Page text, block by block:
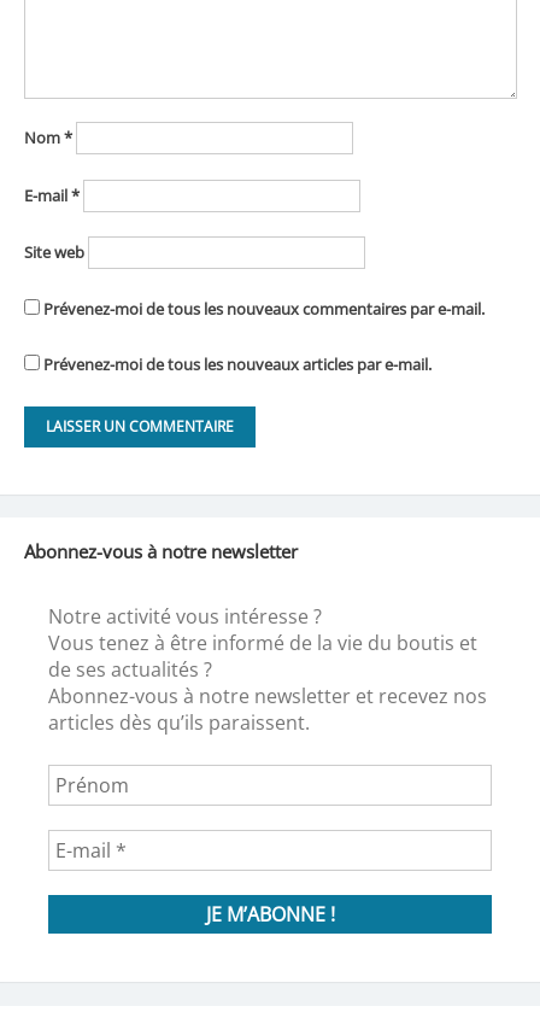
Nom*
E-mail*
Site web
Prévenez-moi de tous les nouveaux commentaires par e-mail.
Prévenez-moi de tous les nouveaux articles par e-mail.
Abonnez-vous à notre newsletter
Notre activité vous intéresse ?
Vous tenez à être informé de la vie du boutis et
de ses actualités ?
Abonnez-vous à notre newsletter et recevez nos
articles dès qu’ils paraissent.